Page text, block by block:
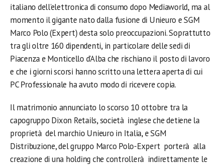
italiano dell’elettronica di consumo dopo Mediaworld, ma al
momento il gigante nato dalla fusione di Unieuro e SGM
Marco Polo (Expert) desta solo preoccupazioni. Soprattutto
tra gli oltre 160 dipendenti, in particolare delle sedi di
Piacenza e Monticello d’Alba che rischiano il posto di lavoro
e che i giorni scorsi hanno scritto una lettera aperta di cui
PC Professionale ha avuto modo di ricevere copia.
Il matrimonio annunciato lo scorso 10 ottobre tra la
capogruppo Dixon Retails, società inglese che detiene la
proprietà del marchio Unieuro in Italia, e SGM
Distribuzione, del gruppo Marco Polo-Expert porterà alla
creazione di una holding che controllerà indirettamente le